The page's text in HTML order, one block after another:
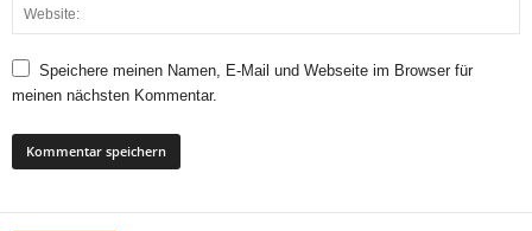
Speichere meinen Namen, E-Mail und Webseite im Browser für
meinen nächsten Kommentar.